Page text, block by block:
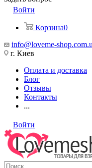
Войти
Корзина0
info@loveme-
г. Киев
Оплата и доставка
Блог
Отзывы
Контакты
...
Войти